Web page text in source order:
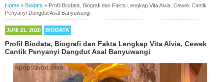
Home » Biodata » Profil Biodata, Biografi dan Fakta Lengkap Vita Alvia, Cewek Cantik
Penyanyi Dangdut Asal Banyuwangi
JUNI 21, 2020 BIODATA
Profil Biodata, Biografi dan Fakta Lengkap Vita Alvia, Cewek
Cantik Penyanyi Dangdut Asal Banyuwangi